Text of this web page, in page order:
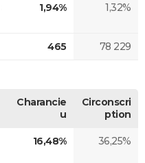
1,94% 1,32%
465 78 229
Charancie
u
Circonscri
ption
16,48% 36,25%